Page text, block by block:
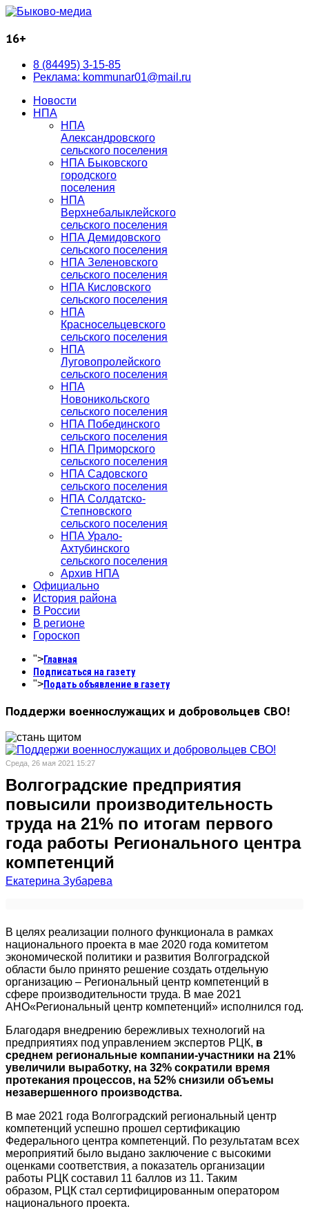
16+
8 (84495) 3-15-85
Реклама: kommunar01@mail.ru
Новости
НПА
НПА
Александровского
сельского поселения
НПА Быковского
городского
поселения
НПА
Верхнебалыклейского
сельского поселения
НПА Демидовского
сельского поселения
НПА Зеленовского
сельского поселения
НПА Кисловского
сельского поселения
НПА
Красносельцевского
сельского поселения
НПА
Луговопролейского
сельского поселения
НПА
Новоникольского
сельского поселения
НПА Побединского
сельского поселения
НПА Приморского
сельского поселения
НПА Садовского
сельского поселения
НПА Солдатско-
Степновского
сельского поселения
НПА Урало-
Ахтубинского
сельского поселения
Архив НПА
Официально
История района
В России
В регионе
Гороскоп
">Главная
Подписаться на газету
">Подать объявление в газету
Поддержи военнослужащих и добровольцев СВО!
Среда, 26 мая 2021 15:27
Волгоградские предприятия
повысили производительность
труда на 21% по итогам первого
года работы Регионального центра
компетенций
Екатерина Зубарева
В целях реализации полного функционала в рамках
национального проекта в мае 2020 года комитетом
экономической политики и развития Волгоградской
области было принято решение создать отдельную
организацию – Региональный центр компетенций в
сфере производительности труда. В мае 2021
АНО«Региональный центр компетенций» исполнился год.
Благодаря внедрению бережливых технологий на
предприятиях под управлением экспертов РЦК, в
среднем региональные компании-участники на 21%
увеличили выработку, на 32% сократили время
протекания процессов, на 52% снизили объемы
незавершенного производства.
В мае 2021 года Волгоградский региональный центр
компетенций успешно прошел сертификацию
Федерального центра компетенций. По результатам всех
мероприятий было выдано заключение с высокими
оценками соответствия, а показатель организации
работы РЦК составил 11 баллов из 11. Таким
образом, РЦК стал сертифицированным оператором
национального проекта.